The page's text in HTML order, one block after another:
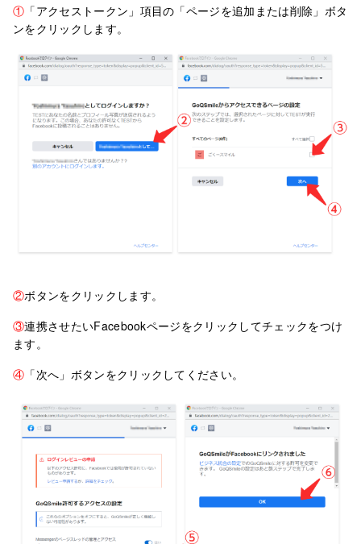
① 「アクセストークン」項目の「ページを追加または削除」ボタ
ンをクリックします。
②ボタンをクリックします。
③連携させたいFacebookページをクリックしてチェックをつけ
ます。
④ 「次へ」ボタンをクリックしてください。